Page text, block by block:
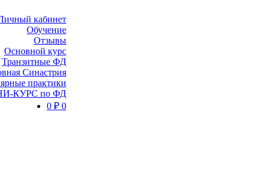
кабинет
Обучение
Отзывы
Основной курс
Транзитные ФД
Синастрия
практики
КУРС по ФД
0 ₽ 0